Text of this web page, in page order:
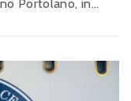
Portolano, in